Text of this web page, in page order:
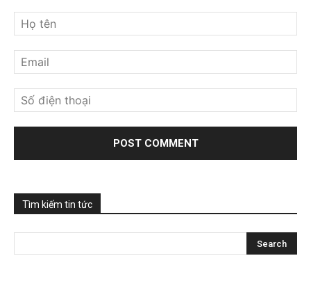
Tìm kiếm tin tức